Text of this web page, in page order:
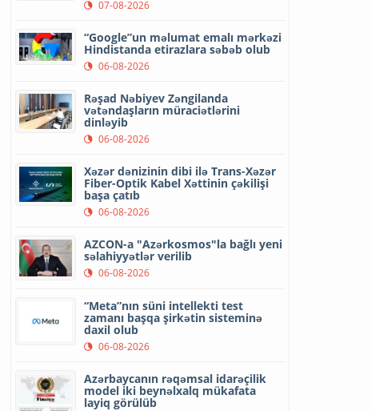
07-08-2026
“Google”un məlumat emalı mərkəzi
Hindistanda etirazlara səbəb olub
06-08-2026
Rəşad Nəbiyev Zəngilanda
vətəndaşların müraciətlərini
dinləyib
06-08-2026
Xəzər dənizinin dibi ilə Trans-Xəzər
Fiber-Optik Kabel Xəttinin çəkilişi
başa çatıb
06-08-2026
AZCON-a "Azərkosmos"la bağlı yeni
səlahiyyətlər verilib
06-08-2026
“Meta”nın süni intellekti test
zamanı başqa şirkətin sisteminə
daxil olub
06-08-2026
Azərbaycanın rəqəmsal idarəçilik
model iki beynəlxalq mükafata
layiq görülüb